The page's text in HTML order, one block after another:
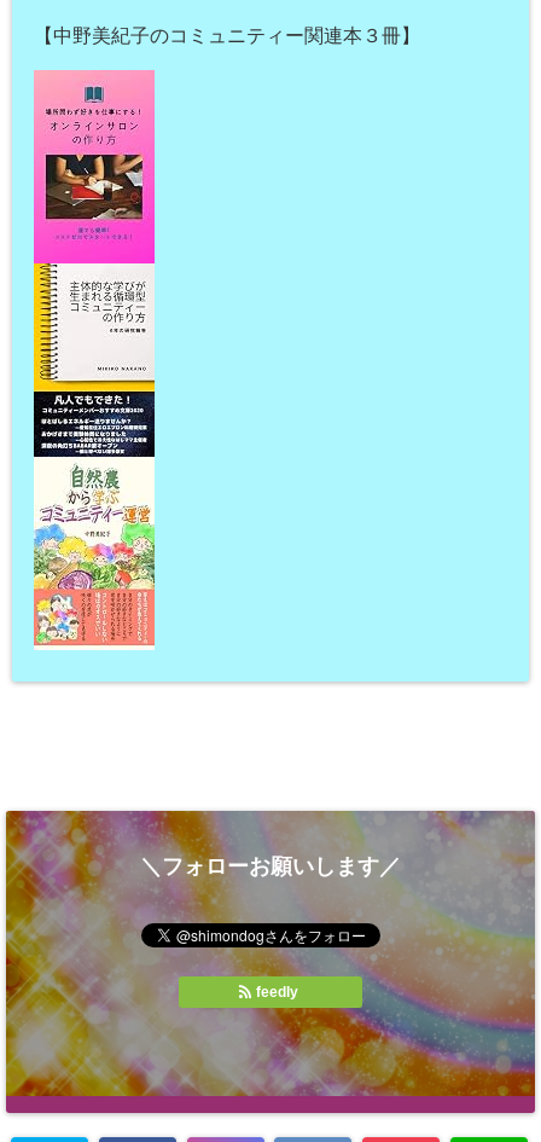
【中野美紀子のコミュニティー関連本３冊】
＼フォローお願いします／
feedly